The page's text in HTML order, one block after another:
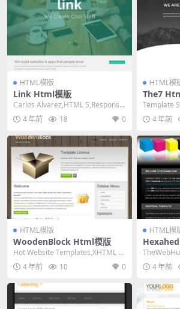
HTML模版
Link Html模版
Carlos Alvarez,HTML 5,Responsiv
e, 3 Colu...
4 年前 18 0
HTML模
The7
Template
ve, 4 Colu...
4 年前
HTML模版
WoodenBlock Html模版
Hot Website Templates,XHTML 1.
0 Transiti...
4 年前 10 0
HTML模
nal,Fixed W...
4 年前